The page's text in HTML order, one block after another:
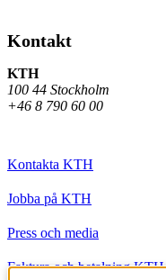
Kontakt
KTH
100 44 Stockholm
+46 8 790 60 00
Kontakta KTH
Jobba på KTH
Press och media
Faktura och betalning KTH